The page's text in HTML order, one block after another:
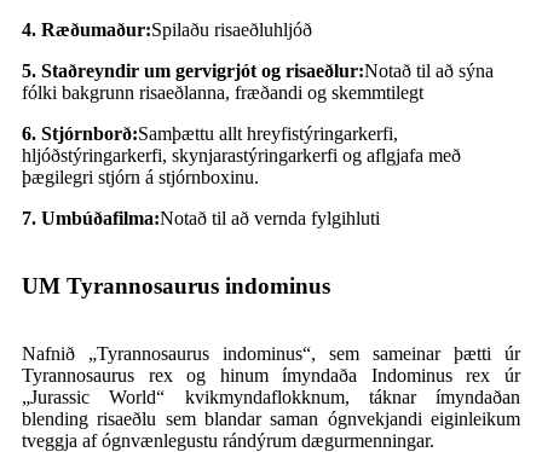
4. Ræðumaður:Spilaðu risaeðluhljóð
5. Staðreyndir um gervigrjót og risaeðlur:Notað til að sýna
fólki bakgrunn risaeðlanna, fræðandi og skemmtilegt
6. Stjórnborð:Samþættu allt hreyfistýringarkerfi,
hljóðstýringarkerfi, skynjarastýringarkerfi og aflgjafa með
þægilegri stjórn á stjórnboxinu.
7. Umbúðafilma:Notað til að vernda fylgihluti
UM Tyrannosaurus indominus
Nafnið „Tyrannosaurus indominus“, sem sameinar þætti úr
Tyrannosaurus rex og hinum ímyndaða Indominus rex úr
„Jurassic World“ kvikmyndaflokknum, táknar ímyndaðan
blending risaeðlu sem blandar saman ógnvekjandi eiginleikum
tveggja af ógnvænlegustu rándýrum dægurmenningar.